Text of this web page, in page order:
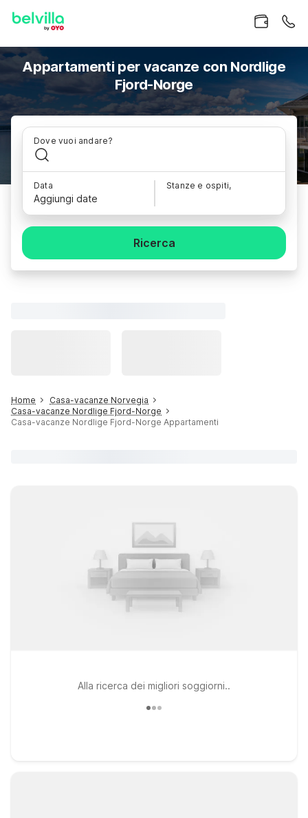
Appartamenti per vacanze con Nordlige
Fjord-Norge
Dove vuoi andare?
Data
Aggiungi date
Stanze e ospiti,
Ricerca
Home
Casa-vacanze Norvegia
Casa-vacanze Nordlige Fjord-Norge
Casa-vacanze Nordlige Fjord-Norge Appartamenti
Alla ricerca dei migliori soggiorni..